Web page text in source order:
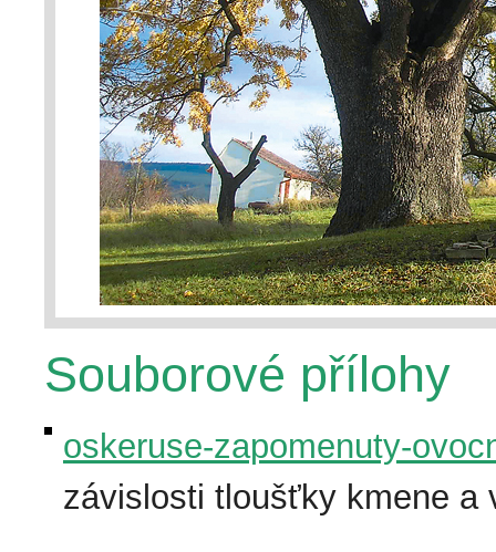
Souborové přílohy
oskeruse-zapomenuty-
závislosti tloušťky kmene a